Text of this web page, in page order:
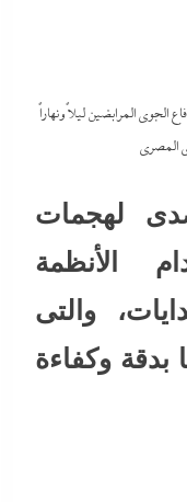
الدفاع الجوى المرابضين ليلاً ونهاراً
المصري
لهجمات
الأنظمة
والتى
بدقة وكفاءة